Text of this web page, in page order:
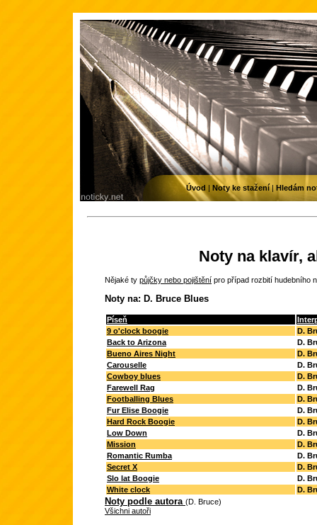
Noty na klavír,
Nějaké ty půjčky nebo pojištění pro případ rozbití hudebního
Noty na: D. Bruce Blues
Píseň
9 o'clock boogie
D.
Back to Arizona
D.
Bueno Aires Night
D.
Carouselle
D.
Cowboy blues
D.
Farewell Rag
D.
Footballing Blues
D.
Fur Elise Boogie
D.
Hard Rock Boogie
D.
Low Down
D.
Mission
D.
Romantic Rumba
D.
Secret X
D.
Slo lat Boogie
D.
White clock
D.
Noty podle autora (D. Bruce)
Všichni autoři
Úvod | Noty ke stažení| Hledám